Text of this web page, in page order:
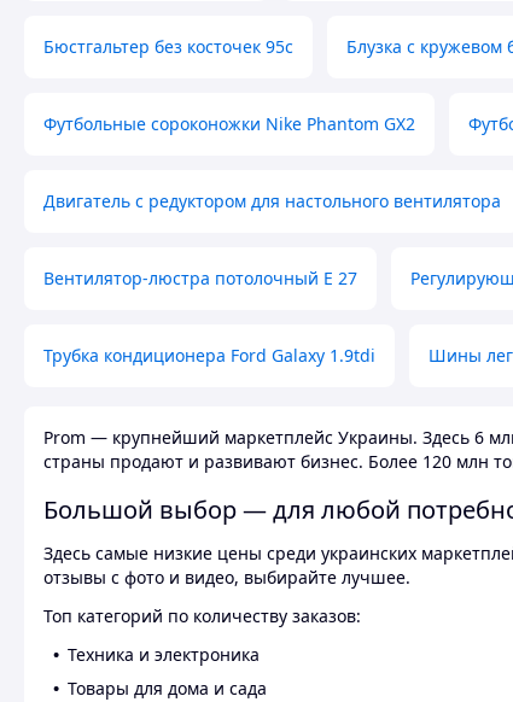
Бюстгальтер без косточек 95с Блузка с кружевом
Футбольные сороконожки Nike Phantom GX2
Двигатель с редуктором для настольного вентилятора
Вентилятор-люстра потолочный E 27
Трубка кондиционера Ford Galaxy 1.9tdi Шины
Prom — крупнейший маркетплейс Украины. Здесь 6
страны продают и развивают бизнес. Более 120 млн
Большой выбор — для любой
Здесь самые низкие цены среди украинских
отзывы с фото и видео, выбирайте лучшее.
Топ категорий по количеству заказов:
Техника и электроника
Товары для дома и сада